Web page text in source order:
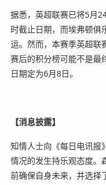
据悉，英超联赛已将5月
时截止日期，而埃弗顿俱
运。然而，本赛季英超联
赛后的积分榜可能不是最
日期定为6月8日。
【消息披露】
知情人士向《每日电讯报
情况的发生持乐观态度。
前确保自身未来，并选择